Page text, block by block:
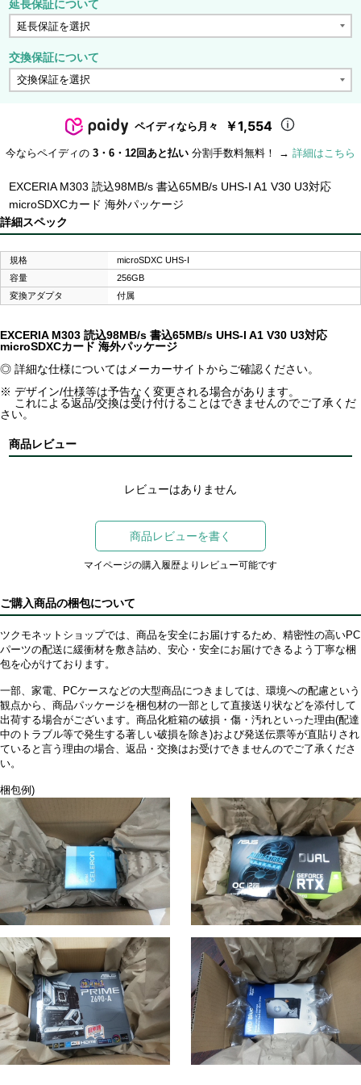
延長保証について
交換保証について
ペイディなら月々 ￥1,554
今ならペイディの 3・6・12回あと払い 分割手数料無料！ → 詳細はこちら
EXCERIA M303 読込98MB/s 書込65MB/s UHS-I A1 V30 U3対応
microSDXCカード 海外パッケージ
詳細スペック
規格
microSDXC UHS-I
容量
256GB
変換アダプタ
付属
EXCERIA M303 読込98MB/s 書込65MB/s UHS-I A1 V30 U3対応
microSDXCカード 海外パッケージ
◎ 詳細な仕様についてはメーカーサイトからご確認ください。
※ デザイン/仕様等は予告なく変更される場合があります。
これによる返品/交換は受け付けることはできませんのでご了承くだ
さい。
商品レビュー
レビューはありません
商品レビューを書く
マイページの購入履歴よりレビュー可能です
ご購入商品の梱包について
ツクモネットショップでは、商品を安全にお届けするため、精密性の高いPC
パーツの配送に緩衝材を敷き詰め、安心・安全にお届けできるよう丁寧な梱
包を心がけております。
一部、家電、PCケースなどの大型商品につきましては、環境への配慮という
観点から、商品パッケージを梱包材の一部として直接送り状などを添付して
出荷する場合がございます。商品化粧箱の破損・傷・汚れといった理由(配達
中のトラブル等で発生する著しい破損を除き)および発送伝票等が直貼りされ
ていると言う理由の場合、返品・交換はお受けできませんのでご了承くださ
い。
梱包例)